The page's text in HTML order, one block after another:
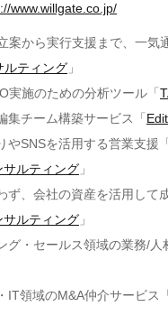
www.willgate.co.jp/
案から実行支援まで、一気
ルティング 」
実施のための分析ツール「
集チーム構築サービス「
やSNSを活用する営業支援「
サルティング 」
ず、会社の資産を活用して
ルティング 」
グ・セールス領域の業務/人
IT領域のM&A仲介サービス「